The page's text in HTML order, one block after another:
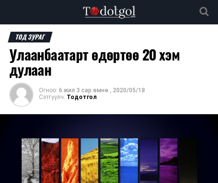
ТОД ЗУРАГ
Улаанбаатарт өдөртөө 20 хэм
дулаан
Огноо: 6 жил 3 сар.өмнө , 2020/05/18
Сэтгүүлч: Тодотгол